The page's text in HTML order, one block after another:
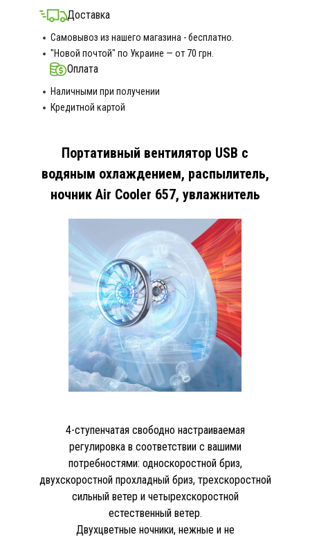
Доставка
Самовывоз из нашего магазина - бесплатно.
"Новой почтой" по Украине — от 70 грн.
Оплата
Наличными при получении
Кредитной картой
Портативный вентилятор USB с
водяным охлаждением, распылитель,
ночник Air Cooler 657, увлажнитель
4-ступенчатая свободно настраиваемая
регулировка в соответствии с вашими
потребностями: односкоростной бриз,
двухскоростной прохладный бриз, трехскоростной
сильный ветер и четырехскоростной
естественный ветер.
Двухцветные ночники, нежные и не